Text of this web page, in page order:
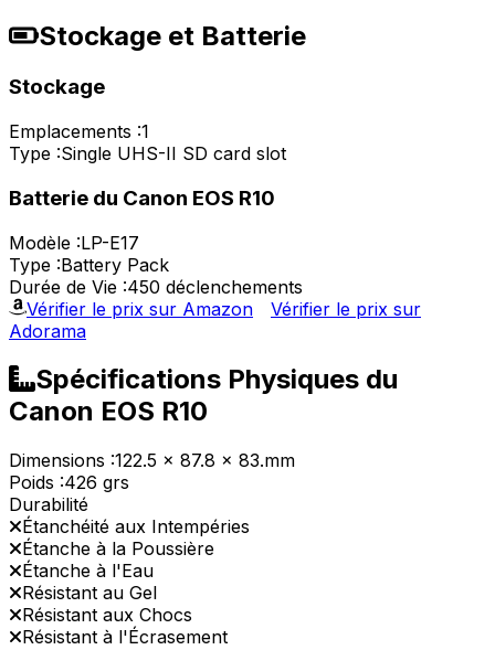
Stockage et Batterie
Stockage
Emplacements :1
Type :Single UHS-II SD card slot
Batterie du Canon EOS R10
Modèle :LP-E17
Type :Battery Pack
Durée de Vie :450 déclenchements
Vérifier le prix sur Amazon
Vérifier le prix sur
Adorama
Spécifications Physiques du
Canon EOS R10
Dimensions :122.5 x 87.8 x 83.mm
Poids :426 grs
Durabilité
Étanchéité aux Intempéries
Étanche à la Poussière
Étanche à l'Eau
Résistant au Gel
Résistant aux Chocs
Résistant à l'Écrasement